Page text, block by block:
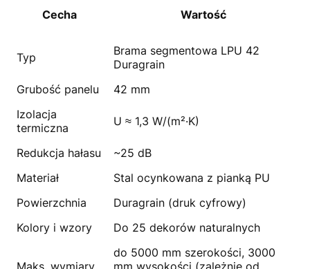
Cecha Wartość
Typ
Brama segmentowa LPU 42
Duragrain
Grubość panelu
42 mm
Izolacja
termiczna
U ≈ 1,3 W/(m²·K)
Redukcja hałasu
~25 dB
Materiał
Stal ocynkowana z pianką PU
Powierzchnia
Duragrain (druk cyfrowy)
Kolory i wzory
Do 25 dekorów naturalnych
Maks. wymiary
do 5000 mm szerokości, 3000
mm wysokości (zależnie od